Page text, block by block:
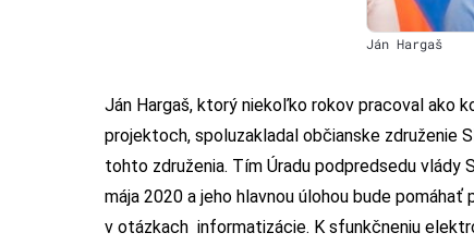
Ján Hargaš
Ján Hargaš, ktorý niekoľko rokov pracoval ako
projektoch, spoluzakladal občianske združenie
tohto združenia. Tím Úradu podpredsedu vlády
mája 2020 a jeho hlavnou úlohou bude
v otázkach informatizácie. K sfunkčneniu